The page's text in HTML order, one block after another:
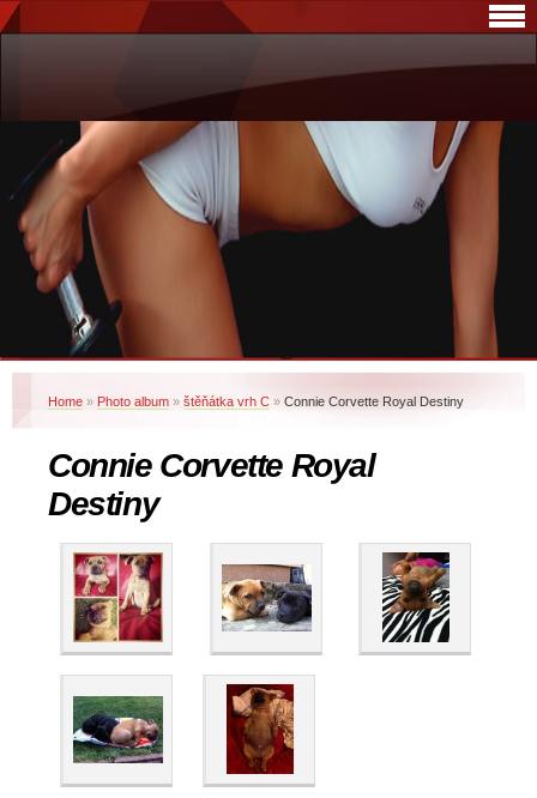
Home » Photo album » štěňátka vrh C » Connie Corvette Royal Destiny
Connie Corvette Royal
Destiny